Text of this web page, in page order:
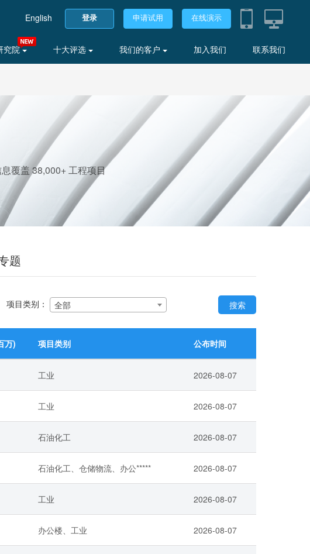
English 登录 申请试用 在线演示
究院 十大评选 我们的客户 加入我们 联系我们
覆盖 38,000+ 工程项目
题
项目类别： 全部 搜索
万) 项目类别 公布时间
工业 2026-08-07
工业 2026-08-07
石油化工 2026-08-07
石油化工、仓储物流、办公***** 2026-08-07
工业 2026-08-07
办公楼、工业 2026-08-07